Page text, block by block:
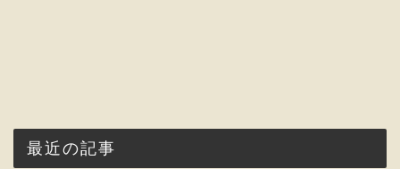
最近の記事